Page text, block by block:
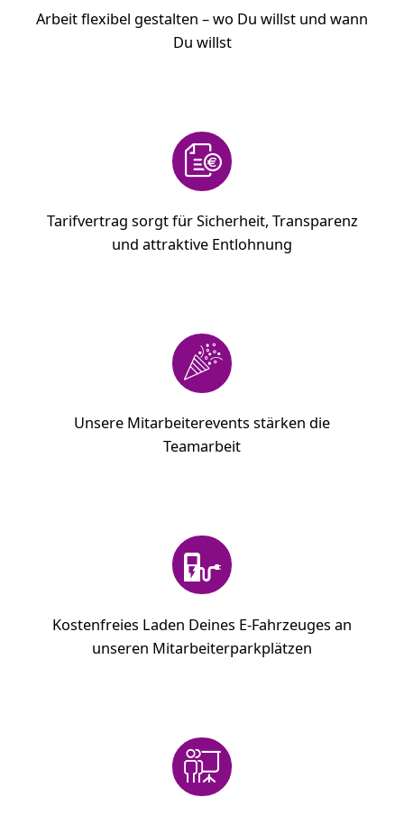
Arbeit flexibel gestalten – wo Du willst und wann
Du willst
Tarifvertrag sorgt für Sicherheit, Transparenz
und attraktive Entlohnung
Unsere Mitarbeiterevents stärken die
Teamarbeit
Kostenfreies Laden Deines E-Fahrzeuges an
unseren Mitarbeiterparkplätzen